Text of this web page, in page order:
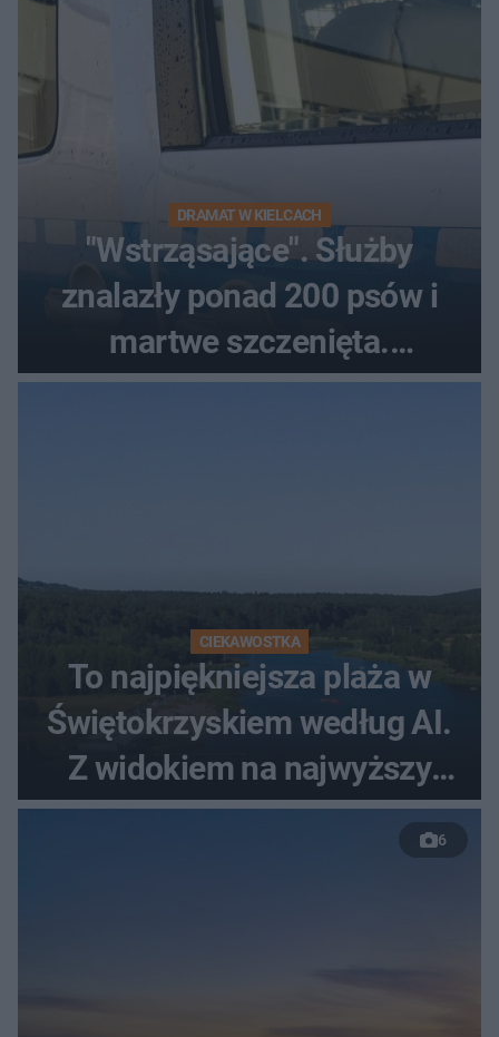
DRAMAT W KIELCACH
"Wstrząsające". Służby
znalazły ponad 200 psów i
martwe szczenięta.
Zatrzymano 35-latka
CIEKAWOSTKA
To najpiękniejsza plaża w
Świętokrzyskiem według AI.
Z widokiem na najwyższy
szczyt Gór Świętokrzyskich
6